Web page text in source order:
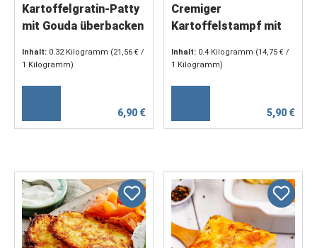
Kartoffelgratin-Patty
mit Gouda überbacken
Inhalt: 0.32 Kilogramm (21,56 € /
1 Kilogramm)
6,90 €
Cremiger
Kartoffelstampf mit
200 g)
Inhalt: 0.4 Kilogramm (14,75 € /
1 Kilogramm)
5,90 €